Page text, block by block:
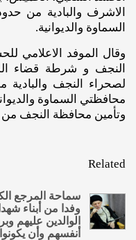
الاشرف والبادية من
السماوة والديوانية.
وقال الموفد الاعلامي
النجف و شرطة قضاء
لصحراء النجف
محافظتي السماوة
وتأمين محافظة النجف من
Related
سماحة المرجع
وفدا من أبناء
الوالدين عليهم
أنفسهم وأن